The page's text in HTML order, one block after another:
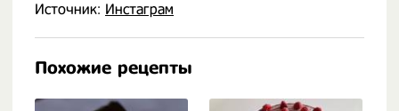
Источник: Инстаграм
Похожие рецепты